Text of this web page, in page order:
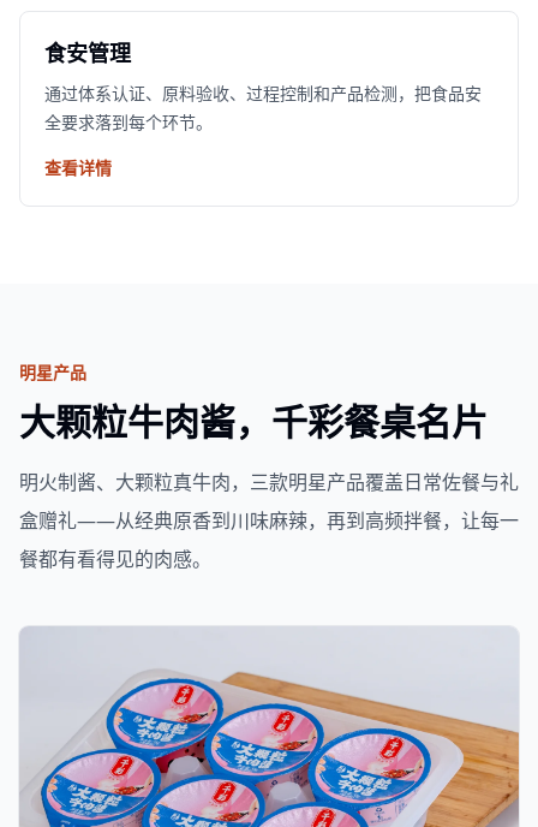
食安管理
通过体系认证、原料验收、过程控制和产品检测，把食品安
全要求落到每个环节。
查看详情
明星产品
大颗粒牛肉酱，千彩餐桌名片
明火制酱、大颗粒真牛肉，三款明星产品覆盖日常佐餐与礼
盒赠礼——从经典原香到川味麻辣，再到高频拌餐，让每一
餐都有看得见的肉感。